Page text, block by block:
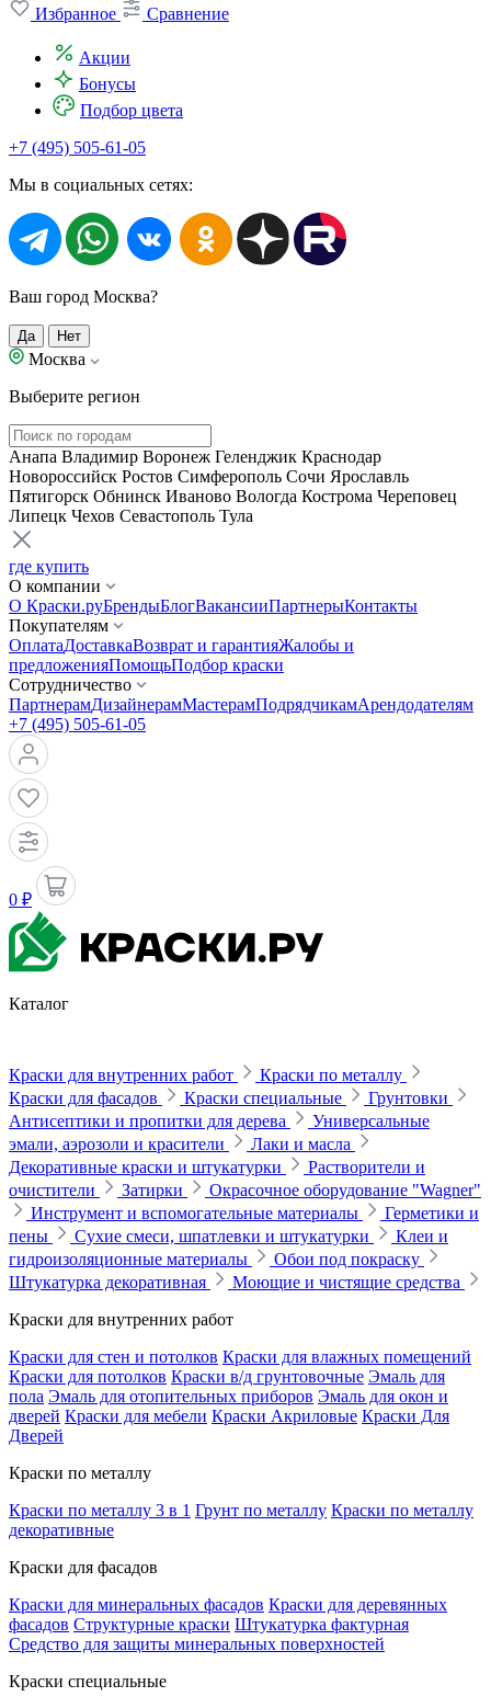
Избранное
Сравнение
Акции
Бонусы
Подбор цвета
+7 (495) 505-61-05
Мы в социальных сетях:
Ваш город Москва?
Да Нет
Москва
Выберите регион
Анапа Владимир Воронеж Геленджик Краснодар
Новороссийск Ростов Симферополь Сочи Ярославль
Пятигорск Обнинск Иваново Вологда Кострома Череповец
Липецк Чехов Севастополь Тула
где купить
О компании
О Краски.руБрендыБлогВакансииПартнерыКонтакты
Покупателям
ОплатаДоставкаВозврат и гарантияЖалобы и
предложенияПомощьПодбор краски
Сотрудничество
ПартнерамДизайнерамМастерамПодрядчикамАрендодателям
+7 (495) 505-61-05
0 ₽
Каталог
Краски для внутренних работ
Краски по металлу
Краски для фасадов
Краски специальные
Грунтовки
Антисептики и пропитки для дерева
Универсальные
эмали, аэрозоли и красители
Лаки и масла
Декоративные краски и штукатурки
Растворители и
очистители
Затирки
Окрасочное оборудование "Wagner"
Инструмент и вспомогательные материалы
Герметики и
пены
Сухие смеси, шпатлевки и штукатурки
Клеи и
гидроизоляционные материалы
Обои под покраску
Штукатурка декоративная
Моющие и чистящие средства
Краски для внутренних работ
Краски для стен и потолков Краски для влажных помещений
Краски для потолков Краски в/д грунтовочные Эмаль для
пола Эмаль для отопительных приборов Эмаль для окон и
дверей Краски для мебели Краски Акриловые Краски Для
Дверей
Краски по металлу
Краски по металлу 3 в 1 Грунт по металлу Краски по металлу
декоративные
Краски для фасадов
Краски для минеральных фасадов Краски для деревянных
фасадов Структурные краски Штукатурка фактурная
Средство для защиты минеральных поверхностей
Краски специальные